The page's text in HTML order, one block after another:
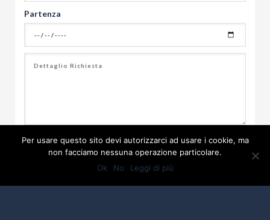
Partenza
rispondere alla mia richiesta. I dati potranno
essere salvati all'interno di questo sito ma potrà
essere richiesta la loro cancellazione come descritto
Per usare questo sito devi autorizzarci ad usare i cookie, ma
non facciamo nessuna operazione particolare.
Ok
No Leggi di più